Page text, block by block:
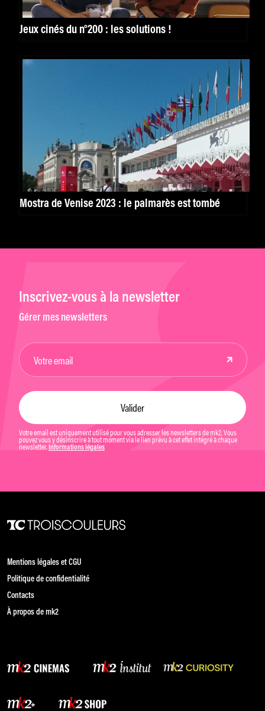
Jeux cinés du n°200 : les solutions !
Mostra de Venise 2023 : le palmarès est tombé
Inscrivez-vous à la newsletter
Gérer mes newsletters
Votre email est uniquement utilisé pour vous adresser les newsletters de mk2. Vous
pouvez vous y désinscrire à tout moment via le lien prévu à cet effet intégré à chaque
newsletter. Informations légales
Mentions légales et CGU
Politique de confidentialité
Contacts
À propos de mk2